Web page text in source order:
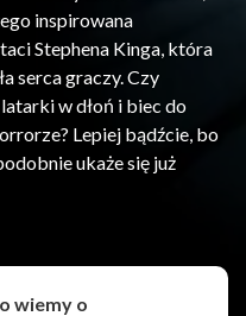
inspirowana
Stephena Kinga, która
serca graczy. Czy
w dłoń i biec do
Lepiej bądźcie, bo
ukaże się już
wiemy o